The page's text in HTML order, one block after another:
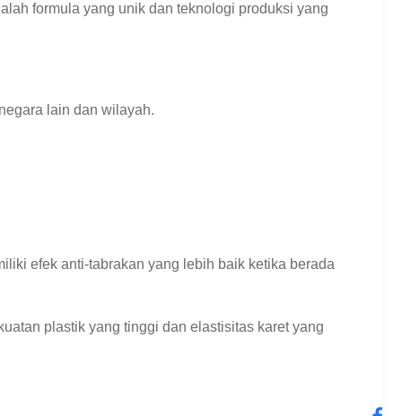
formula yang unik dan teknologi produksi yang
lain dan wilayah.
efek anti-tabrakan yang lebih baik ketika berada
plastik yang tinggi dan elastisitas karet yang